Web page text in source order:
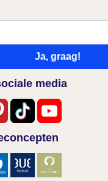
Ja, graag!
media